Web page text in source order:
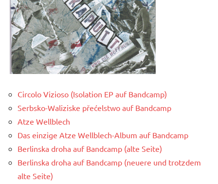
Circolo Vizioso (Isolation EP auf Bandcamp)
Serbsko-Waliziske přećelstwo auf Bandcamp
Atze Wellblech
Das einzige Atze Wellblech-Album auf Bandcamp
Berlinska droha auf Bandcamp (alte Seite)
Berlinska droha auf Bandcamp (neuere und trotzdem
alte Seite)